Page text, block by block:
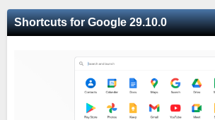
Shortcuts for Google 29.10.0